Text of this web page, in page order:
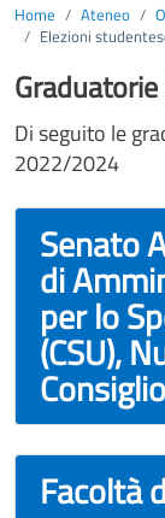
Home Ateneo
Elezioni
Di seguito le
2022/2024
Senato
di
per lo
(CSU),
Facoltà